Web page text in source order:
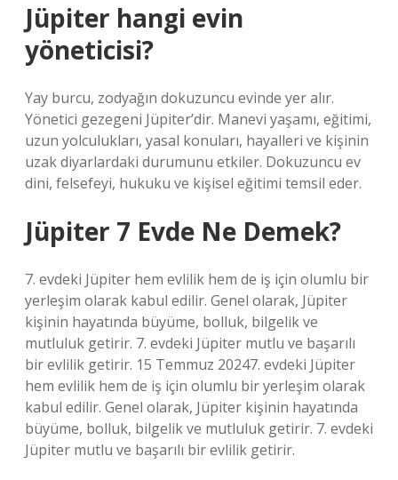
Jüpiter hangi evin
yöneticisi?
Yay burcu, zodyağın dokuzuncu evinde yer alır.
Yönetici gezegeni Jüpiter’dir. Manevi yaşamı, eğitimi,
uzun yolculukları, yasal konuları, hayalleri ve kişinin
uzak diyarlardaki durumunu etkiler. Dokuzuncu ev
dini, felsefeyi, hukuku ve kişisel eğitimi temsil eder.
Jüpiter 7 Evde Ne Demek?
7. evdeki Jüpiter hem evlilik hem de iş için olumlu bir
yerleşim olarak kabul edilir. Genel olarak, Jüpiter
kişinin hayatında büyüme, bolluk, bilgelik ve
mutluluk getirir. 7. evdeki Jüpiter mutlu ve başarılı
bir evlilik getirir. 15 Temmuz 20247. evdeki Jüpiter
hem evlilik hem de iş için olumlu bir yerleşim olarak
kabul edilir. Genel olarak, Jüpiter kişinin hayatında
büyüme, bolluk, bilgelik ve mutluluk getirir. 7. evdeki
Jüpiter mutlu ve başarılı bir evlilik getirir.